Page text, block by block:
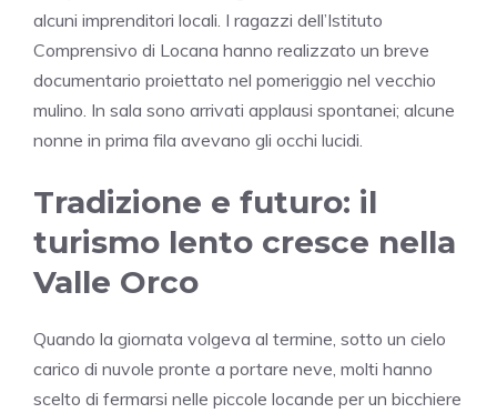
alcuni imprenditori locali. I ragazzi dell’Istituto
Comprensivo di Locana hanno realizzato un breve
documentario proiettato nel pomeriggio nel vecchio
mulino. In sala sono arrivati applausi spontanei; alcune
nonne in prima fila avevano gli occhi lucidi.
Tradizione e futuro: il
turismo lento cresce nella
Valle Orco
Quando la giornata volgeva al termine, sotto un cielo
carico di nuvole pronte a portare neve, molti hanno
scelto di fermarsi nelle piccole locande per un bicchiere